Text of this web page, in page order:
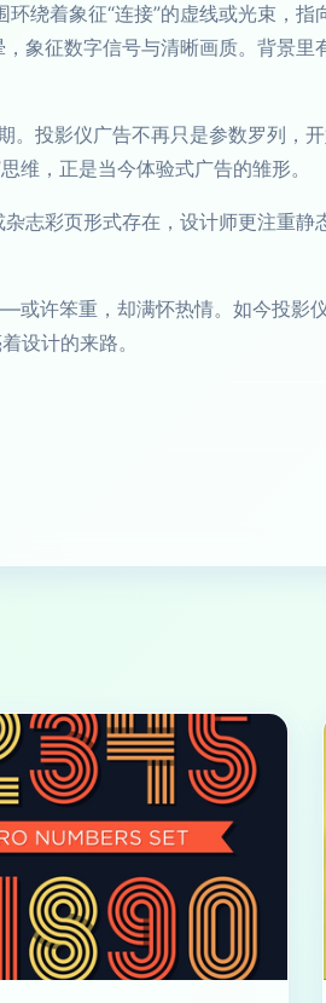
着象征“连接”的虚线或光束，指
象征数字信号与清晰画质。背景里
。投影仪广告不再只是参数罗列，
维，正是当今体验式广告的雏形。
志彩页形式存在，设计师更注重
许笨重，却满怀热情。如今投影
设计的来路。